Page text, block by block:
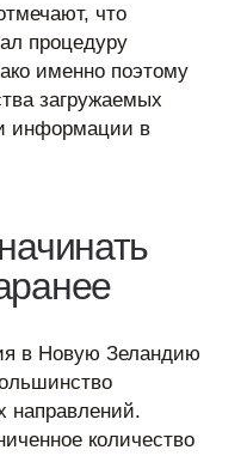
что
процедуру
именно поэтому
загружаемых
информации в
в Новую Зеландию
направлений.
количество